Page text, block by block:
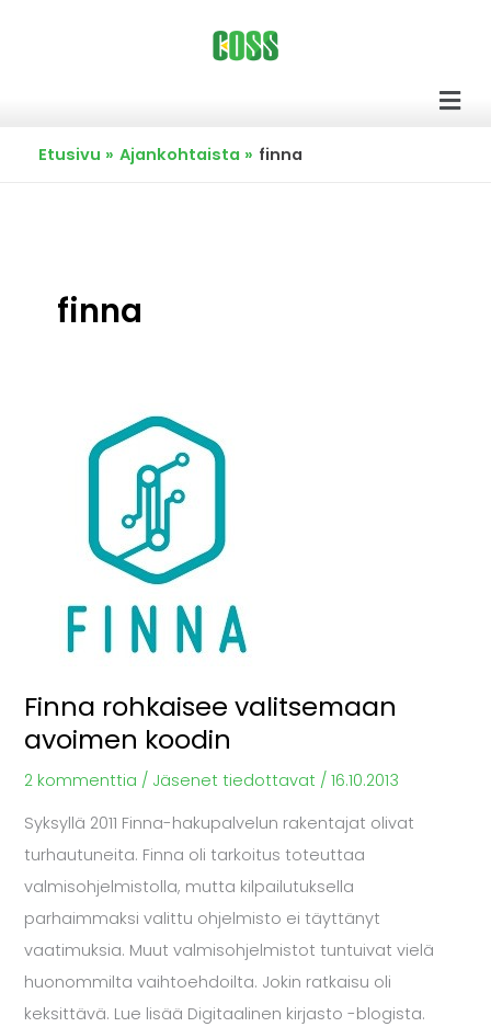
Etusivu Ajankohtaista finna
finna
Finna rohkaisee valitsemaan
avoimen koodin
2 kommenttia / Jäsenet tiedottavat /16.10.2013
Syksyllä 2011 Finna-hakupalvelun rakentajat olivat
turhautuneita. Finna oli tarkoitus toteuttaa
valmisohjelmistolla, mutta kilpailutuksella
parhaimmaksi valittu ohjelmisto ei täyttänyt
vaatimuksia. Muut valmisohjelmistot tuntuivat vielä
huonommilta vaihtoehdoilta. Jokin ratkaisu oli
keksittävä. Lue lisää Digitaalinen kirjasto -blogista.
rohkaisee